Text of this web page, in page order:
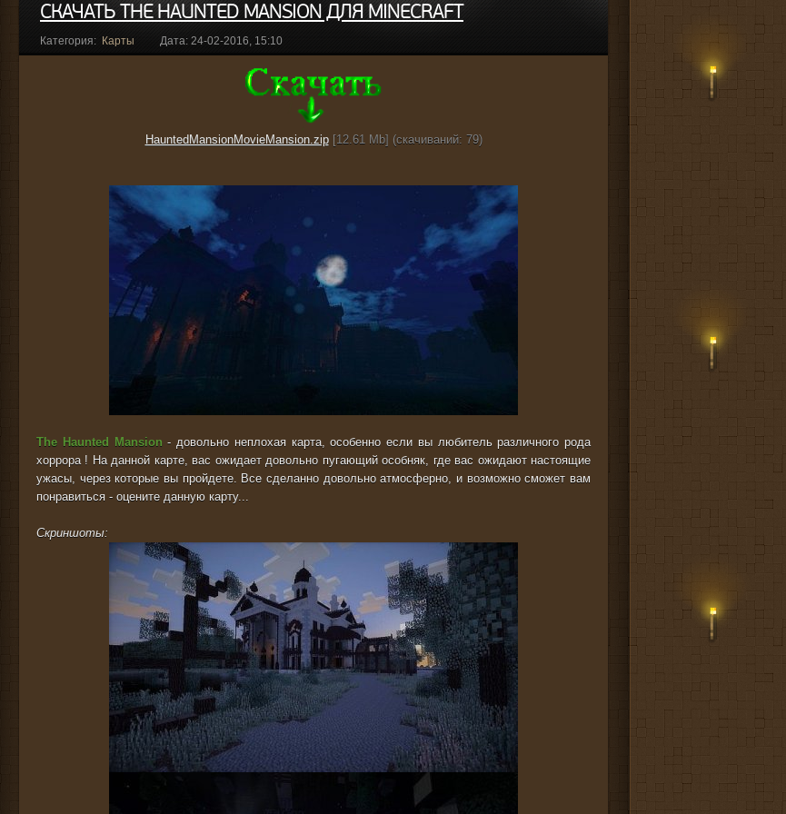
СКАЧАТЬ THE HAUNTED MANSION ДЛЯ MINECRAFT
Категория: Карты Дата: 24-02-2016, 15:10
HauntedMansionMovieMansion.zip[12.61 Mb] (cкачиваний: 79)
The Haunted Mansion - довольно неплохая карта, особенно если вы любитель различного рода
хоррора ! На данной карте, вас ожидает довольно пугающий особняк, где вас ожидают настоящие
ужасы, через которые вы пройдете. Все сделанно довольно атмосферно, и возможно сможет вам
понравиться - оцените данную карту...
Скриншоты: